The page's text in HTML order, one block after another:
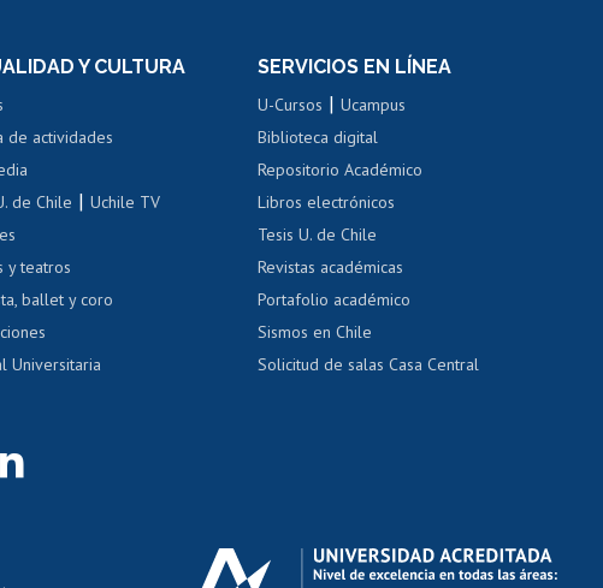
de movilidad interna
de renta
de renta
Cursos de español
laboral, sexual y violencia Denuncias administrativas
Y CULTURA
de actividades
de Chile |Uchile TV
y teatros
ballet y coro
Universitaria
SERVICIOS EN LÍNEA
U-Cursos |Ucampus
Biblioteca digital
Repositorio Académico
Libros electrónicos
Tesis U. de Chile
Revistas académicas
Portafolio académico
Sismos en Chile
Solicitud de salas Casa Central